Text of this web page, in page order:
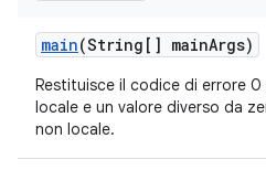
main(String[] mainArgs)
Restituisce il codice di errore
locale e un valore diverso da
non locale.